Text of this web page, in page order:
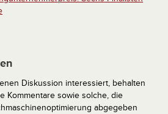
Diskussion interessiert, behalten
Kommentare sowie solche, die
abgegeben